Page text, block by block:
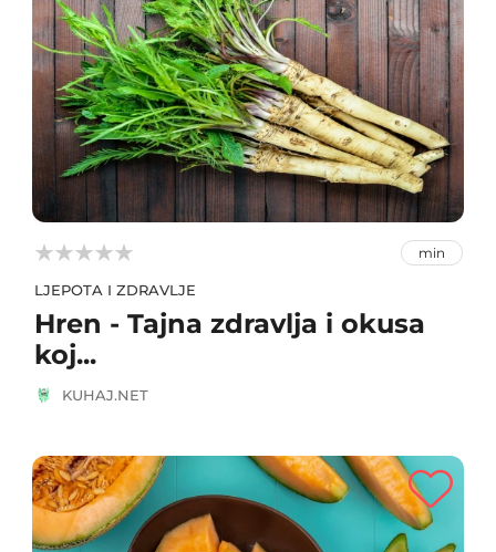


 min
LJEPOTA I ZDRAVLJE
Hren - Tajna zdravlja i okusa
koj...
KUHAJ.NET